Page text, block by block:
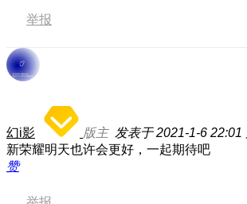
举报
幻i影 版主 发表于 2021-1-6 22:01
新荣耀明天也许会更好，一起期待吧
赞